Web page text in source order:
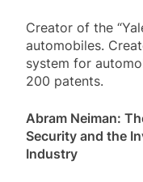
Creator of the
automobiles.
system for
200 patents.
Abram Neiman:
Security and the
Industry